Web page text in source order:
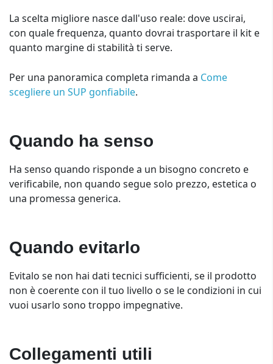
La scelta migliore nasce dall'uso reale: dove uscirai,
con quale frequenza, quanto dovrai trasportare il kit e
quanto margine di stabilità ti serve.
Per una panoramica completa rimanda a Come
scegliere un SUP gonfiabile.
Quando ha senso
Ha senso quando risponde a un bisogno concreto e
verificabile, non quando segue solo prezzo, estetica o
una promessa generica.
Quando evitarlo
Evitalo se non hai dati tecnici sufficienti, se il prodotto
non è coerente con il tuo livello o se le condizioni in cui
vuoi usarlo sono troppo impegnative.
Collegamenti utili